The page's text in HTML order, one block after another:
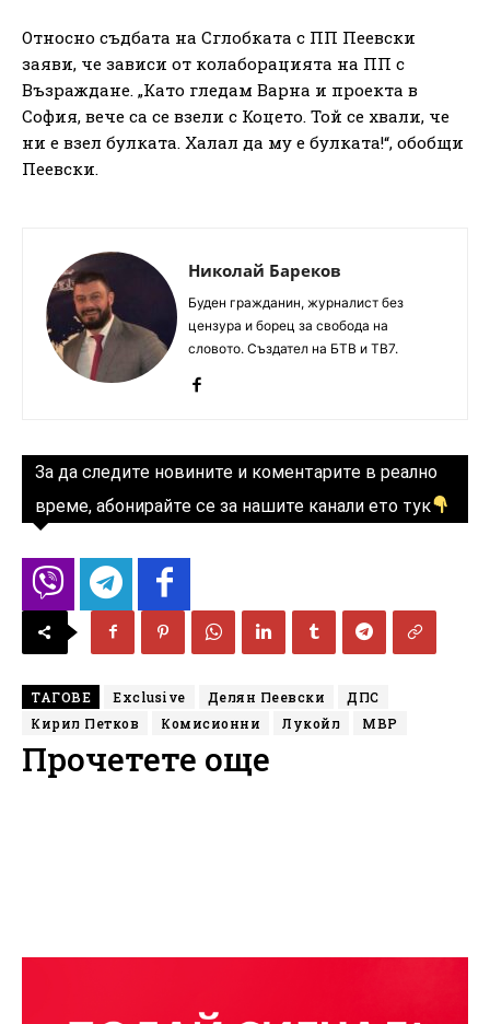
Относно съдбата на Сглобката с ПП Пеевски
заяви, че зависи от колаборацията на ПП с
Възраждане. „Като гледам Варна и проекта в
София, вече са се взели с Коцето. Той се хвали, че
ни е взел булката. Халал да му е булката!“, обобщи
Пеевски.
Николай Бареков
Буден гражданин, журналист без
цензура и борец за свобода на
словото. Създател на БТВ и ТВ7.
За да следите новините и коментарите в реално
време, абонирайте се за нашите канали ето тук
ТАГОВЕ Exclusive Делян Пеевски
ДПС
Кирил Петков
Комисионни Лукойл МВР
Прочетете още